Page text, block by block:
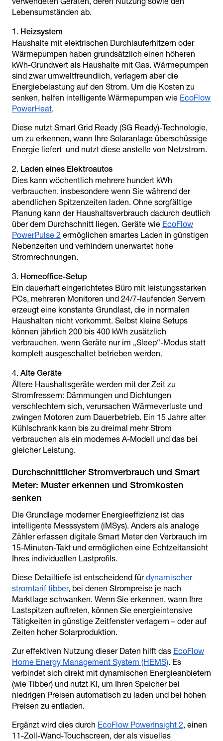
Lebensumständen ab.
Heizsystem
Haushalte mit elektrischen Durchlauferhitzern oder
Wärmepumpen haben grundsätzlich einen höheren
kWh-Grundwert als Haushalte mit Gas. Wärmepumpen
sind zwar umweltfreundlich, verlagern aber die
Energiebelastung auf den Strom. Um die Kosten zu
senken, helfen intelligente Wärmepumpen wie EcoFlow
PowerHeat.
Diese nutzt Smart Grid Ready (SG Ready)-Technologie,
um zu erkennen, wann Ihre Solaranlage überschüssige
Energie liefert und nutzt diese anstelle von Netzstrom.
Laden eines Elektroautos
Dies kann wöchentlich mehrere hundert kWh
verbrauchen, insbesondere wenn Sie während der
abendlichen Spitzenzeiten laden. Ohne sorgfältige
Planung kann der Haushaltsverbrauch dadurch deutlich
über dem Durchschnitt liegen. Geräte wie EcoFlow
PowerPulse 2 ermöglichen smartes Laden in günstigen
Nebenzeiten und verhindern unerwartet hohe
Stromrechnungen.
Homeoffice-Setup
Ein dauerhaft eingerichtetes Büro mit leistungsstarken
PCs, mehreren Monitoren und 24/7-laufenden Servern
erzeugt eine konstante Grundlast, die in normalen
Haushalten nicht vorkommt. Selbst kleine Setups
können jährlich 200 bis 400 kWh zusätzlich
verbrauchen, wenn Geräte nur im „Sleep“-Modus statt
komplett ausgeschaltet betrieben werden.
Alte Geräte
Ältere Haushaltsgeräte werden mit der Zeit zu
Stromfressern: Dämmungen und Dichtungen
verschlechtern sich, verursachen Wärmeverluste und
zwingen Motoren zum Dauerbetrieb. Ein 15 Jahre alter
Kühlschrank kann bis zu dreimal mehr Strom
verbrauchen als ein modernes A-Modell und das bei
gleicher Leistung.
Durchschnittlicher Stromverbrauch und Smart
Meter: Muster erkennen und Stromkosten
Die Grundlage moderner Energieeffizienz ist das
intelligente Messsystem (iMSys). Anders als analoge
Zähler erfassen digitale Smart Meter den Verbrauch im
15-Minuten-Takt und ermöglichen eine Echtzeitansicht
Ihres individuellen Lastprofils.
Diese Detailtiefe ist entscheidend fürdynamischer
stromtarif tibber, bei denen Strompreise je nach
Marktlage schwanken. Wenn Sie erkennen, wann Ihre
Lastspitzen auftreten, können Sie energieintensive
Tätigkeiten in günstige Zeitfenster verlagern – oder auf
Zeiten hoher Solarproduktion.
Zur effektiven Nutzung dieser Daten hilft das EcoFlow
Home Energy Management System (HEMS). Es
verbindet sich direkt mit dynamischen Energieanbietern
(wie Tibber) und nutzt KI, um Ihren Speicher bei
niedrigen Preisen automatisch zu laden und bei hohen
Preisen zu entladen.
Ergänzt wird dies durch EcoFlow PowerInsight 2, einen
11-Zoll-Wand-Touchscreen, der als visuelles